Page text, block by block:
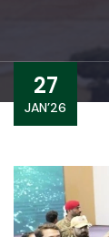
27
JAN’26